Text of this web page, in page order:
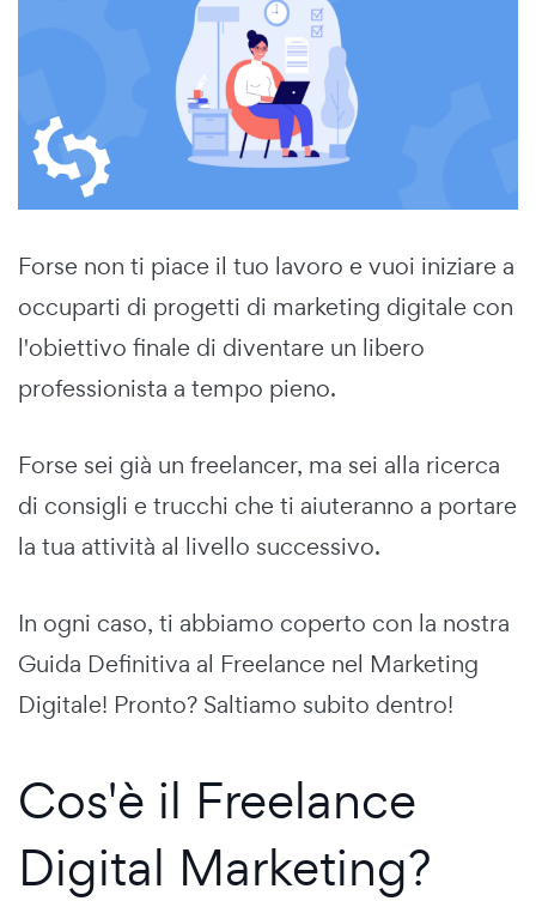
Forse non ti piace il tuo lavoro e vuoi iniziare a
occuparti di progetti di marketing digitale con
l'obiettivo finale di diventare un libero
professionista a tempo pieno.
Forse sei già un freelancer, ma sei alla ricerca
di consigli e trucchi che ti aiuteranno a portare
la tua attività al livello successivo.
In ogni caso, ti abbiamo coperto con la nostra
Guida Definitiva al Freelance nel Marketing
Digitale! Pronto? Saltiamo subito dentro!
Cos'è il Freelance
Digital Marketing?